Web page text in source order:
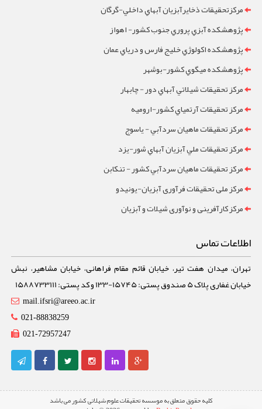
مرکزتحقيقات ذخايرآبزيان آبهاي داخلي-گرگان
پژوهشکده آبزي پروري جنوب کشور- اهواز
پژوهشکده اکولوژي خليج فارس و درياي عمان
پژوهشکده ميگوي کشور-بوشهر
مرکز تحقيقات شيلاتي آبهاي دور - چابهار
مرکز تحقيقات آرتمياي کشور-ارومیه
مرکز تحقيقات ماهيان سردآبي - ياسوج
مرکز تحقيقات ملي آبزيان آبهاي شور-یزد
مرکز تحقيقات ماهيان سردآبي کشور - تنکابن
مرکز ملی تحقیقات فرآوری آبزیان-یونیدو
مرکز کارآفرینی و نوآوری شیلات و آبزیان
اطلاعات تماس
تهران، میدان هفت تیر، خیابان قائم مقام فراهانی، خیابان مشاهیر، نبش
خیابان غفاری پلاک 5 صندوق پستی: 15745-133 و کد پستی: 1588733111
mail.ifsri@areeo.ac.ir
021-88838259
021-72957247
کلیه حقوق متعلق به موسسه تحقیقات علوم شیلاتی کشور می باشد